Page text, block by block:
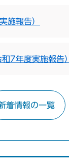
施報告）
7年度実施報告）
着情報の一覧